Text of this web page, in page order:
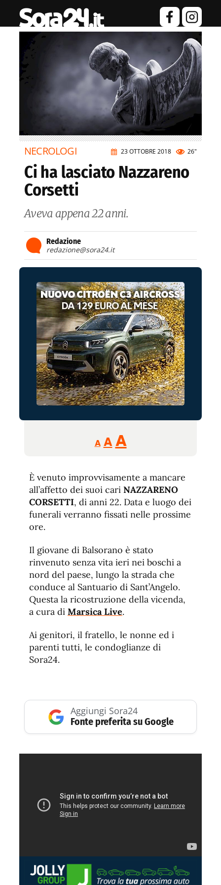
23 OTTOBRE 2018 26"
NECROLOGI
Ci ha lasciato Nazzareno
Corsetti
Aveva appena 22 anni.
Redazione
redazione@sora24.it
A
Reducir
tamaño
A Restablecer
fuente
AAumentar
de
fuente.
È venuto improvvisamente a mancare
all’affetto dei suoi cari NAZZARENO
CORSETTI, di anni 22. Data e luogo dei
funerali verranno fissati nelle prossime
ore.
Il giovane di Balsorano è stato
rinvenuto senza vita ieri nei boschi a
nord del paese, lungo la strada che
conduce al Santuario di Sant’Angelo.
Questa la ricostruzione della vicenda,
a cura di Marsica Live.
Ai genitori, il fratello, le nonne ed i
parenti tutti, le condoglianze di
Sora24.
Aggiungi Sora24
Fonte preferita su Google